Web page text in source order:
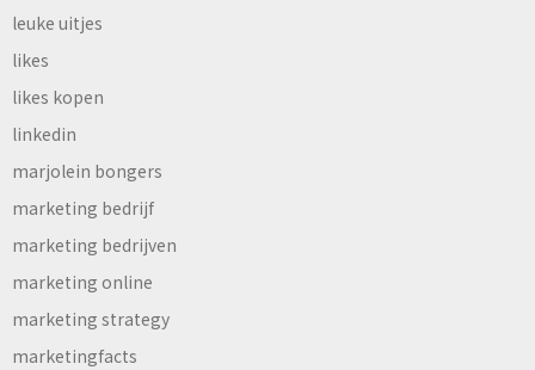
leuke uitjes
likes
likes kopen
linkedin
marjolein bongers
marketing bedrijf
marketing bedrijven
marketing online
marketing strategy
marketingfacts